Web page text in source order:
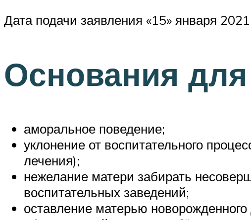
Дата подачи заявления «15» января
Основания
аморальное поведение;
уклонение от воспитательного
лечения);
нежелание матери забирать
воспитательных заведений;
оставление матерью